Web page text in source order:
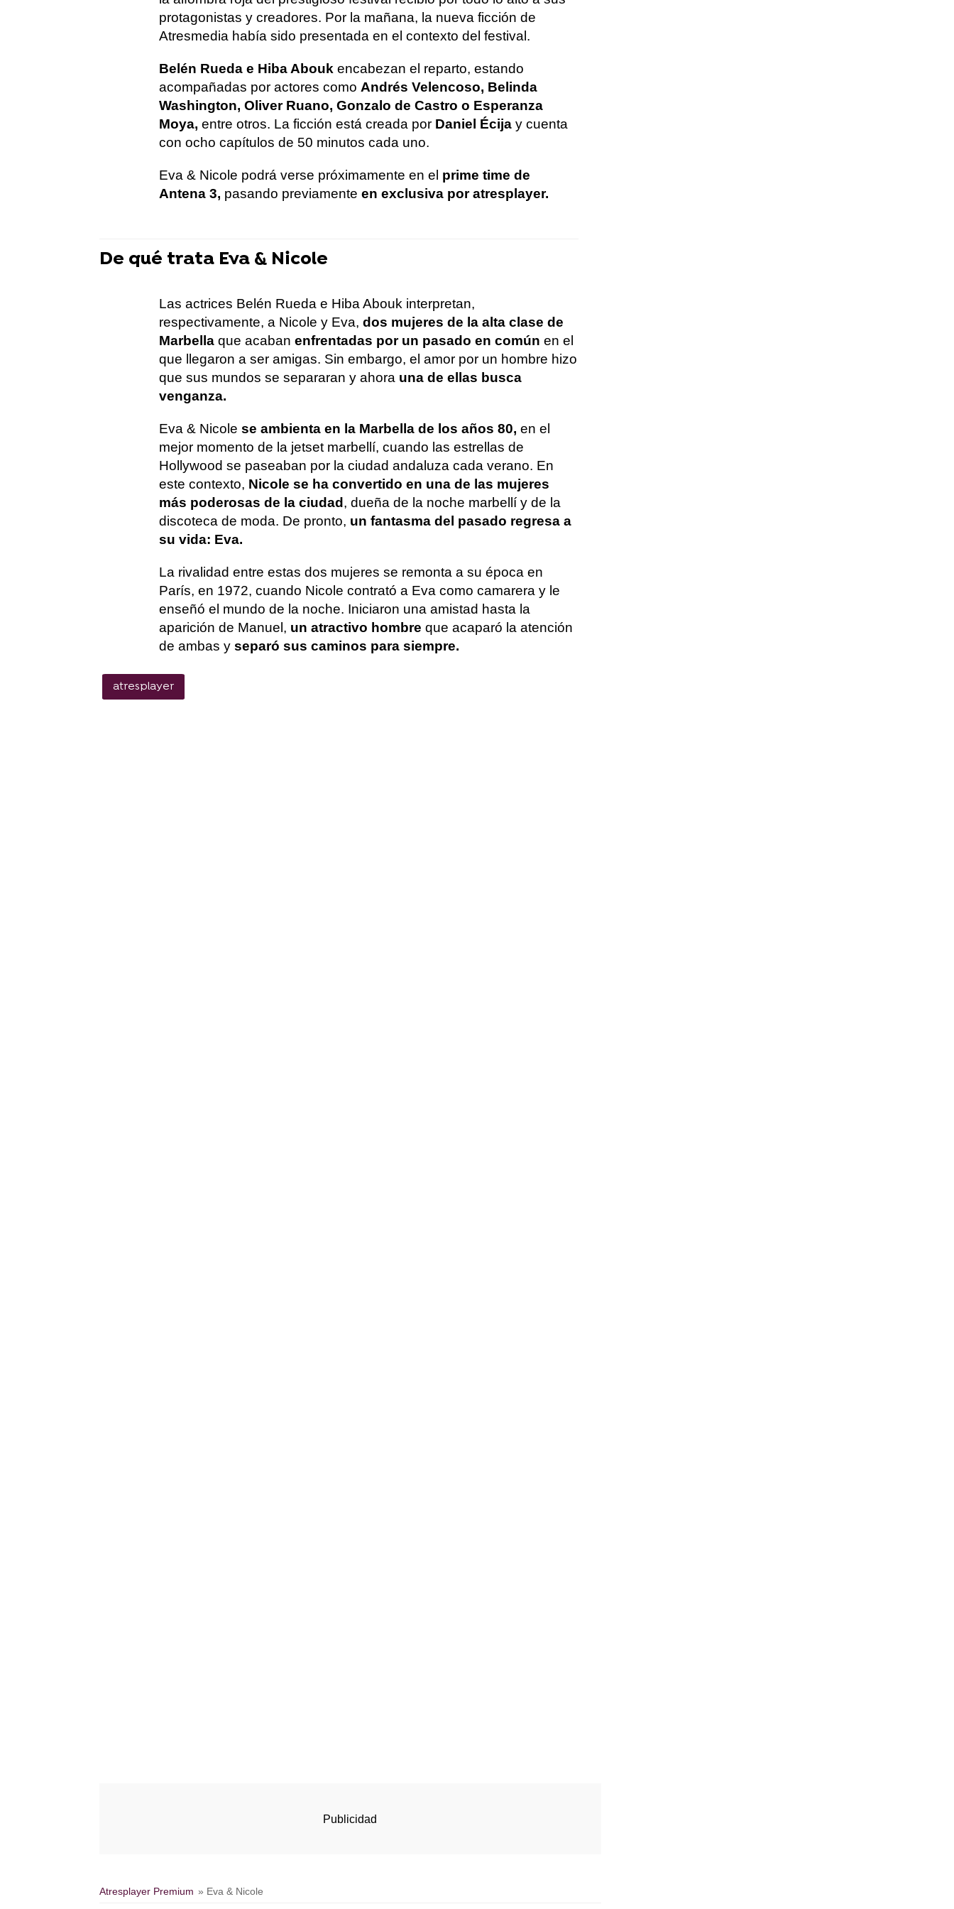
protagonistas y creadores. Por la mañana, la nueva ficción de
Atresmedia había sido presentada en el contexto del festival.
Belén Rueda e Hiba Aboukencabezan el reparto, estando
acompañadas por actores como Andrés Velencoso, Belinda
Washington, Oliver Ruano, Gonzalo de Castro o Esperanza
Moya,entre otros. La ficción está creada por Daniel Écija y cuenta
con ocho capítulos de 50 minutos cada uno.
Eva & Nicole podrá verse próximamente en el prime time de
Antena 3, pasando previamenteen exclusiva por atresplayer.
De qué trata Eva & Nicole
Las actrices Belén Rueda e Hiba Abouk interpretan,
respectivamente, a Nicole y Eva,dos mujeres de la alta clase de
Marbellaque acabanenfrentadas por un pasado en comúnen el
que llegaron a ser amigas. Sin embargo, el amor por un hombre hizo
que sus mundos se separaran y ahora una de ellas busca
venganza.
Eva & Nicolese ambienta en la Marbella de los años 80,en el
mejor momento de la jetset marbellí, cuando las estrellas de
Hollywood se paseaban por la ciudad andaluza cada verano. En
este contexto, Nicole se ha convertido en una de las mujeres
más poderosas de la ciudad , dueña de la noche marbellí y de la
discoteca de moda. De pronto, un fantasma del pasado regresa a
su vida: Eva.
La rivalidad entre estas dos mujeres se remonta a su época en
París, en 1972, cuando Nicole contrató a Eva como camarera y le
enseñó el mundo de la noche. Iniciaron una amistad hasta la
aparición de Manuel, un atractivo hombreque acaparó la atención
de ambas yseparó sus caminos para siempre.
atresplayer
Atresplayer Premium » Eva & Nicole